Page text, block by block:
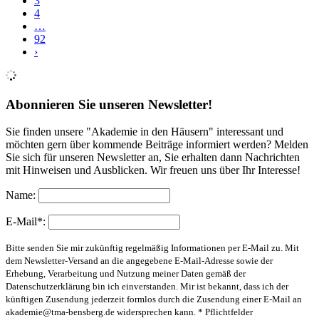
4
…
92
›
Abonnieren Sie unseren Newsletter!
Sie finden unsere "Akademie in den Häusern" interessant und
möchten gern über kommende Beiträge informiert werden? Melden
Sie sich für unseren Newsletter an, Sie erhalten dann Nachrichten
mit Hinweisen und Ausblicken. Wir freuen uns über Ihr Interesse!
Name:
E-Mail*:
Bitte senden Sie mir zukünftig regelmäßig Informationen per E-Mail zu. Mit
dem Newsletter-Versand an die angegebene E-Mail-Adresse sowie der
Erhebung, Verarbeitung und Nutzung meiner Daten gemäß der
Datenschutzerklärung bin ich einverstanden. Mir ist bekannt, dass ich der
künftigen Zusendung jederzeit formlos durch die Zusendung einer E-Mail an
akademie@tma-bensberg.de widersprechen kann. * Pflichtfelder